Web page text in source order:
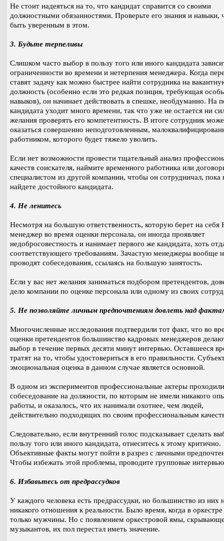
Не стоит надеяться на то, что кандидат справится со своими
должностными обязанностями. Проверьте его знания и навыки,
быть уверенным в этом.
3. Будьте терпеливы
Слишком часто выбор в пользу того или иного кандидата
ограниченности во времени и нетерпения менеджера. Когда
ставят задачу как можно быстрее найти сотрудника на
должность (особенно если это редкая позиция, требующая
навыков), он начинает действовать в спешке, необдуманно. На
кандидата уходит много времени, так что уже не остается ни
желания проверять его компетентность. В итоге сотрудник
оказаться совершенно неподготовленным,
работником, которого будет тяжело уволить.
Если нет возможности провести тщательный анализ
качеств соискателя, наймите временного работника или
специалистом из другой компании, чтобы он сотрудничал, пока
найдете достойного кандидата.
4. Не ленитесь
Несмотря на большую ответственность, которую берет на себя
менеджер во время оценки персонала, он иногда проявляет
недобросовестность и нанимает первого же кандидата, хоть
соответствующего требованиям. Зачастую менеджеры вообще
проводят собеседования, ссылаясь на большую занятость.
Если у вас нет желания заниматься подбором претендентов,
дело компании по оценке персонала или одному из своих
5. Не позволяйте личным предпочтениям довлеть над
Многочисленные исследования подтвердили тот факт, что во
оценки претендентов большинство кадровых менеджеров
выбор в течение первых десяти минут интервью. Оставшееся
тратят на то, чтобы удостовериться в его правильности.
эмоциональная оценка в данном случае является основной.
В одном из экспериментов профессиональные актеры проходили
собеседование на должности, по которым не имели никакого
работы, и оказалось, что их нанимали охотнее, чем людей,
действительно подходящих по своим профессиональным
Следовательно, если внутренний голос подсказывает сделать
пользу того или иного кандидата, отнеситесь к этому критично.
Объективные факты могут пойти в разрез с личными
Чтобы избежать этой проблемы, проводите групповые
6. Избавьтесь от предрассудков
У каждого человека есть предрассудки, но большинство из них
никакого отношения к реальности. Было время, когда в оркестре
только мужчины. Но с появлением оркестровой ямы,
музыкантов, их пол перестал иметь значение.